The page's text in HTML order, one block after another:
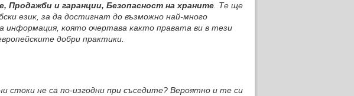
Продажби и гаранции, Безопасност на храните . Те ще
език, за да достигнат до възможно най-много
която очертава както правата ви в тези
добри практики.
стоки не са по-изгодни при съседите? Вероятно и те си